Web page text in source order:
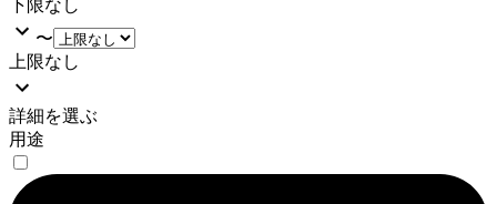
下限なし
〜
上限なし
詳細を選ぶ
用途